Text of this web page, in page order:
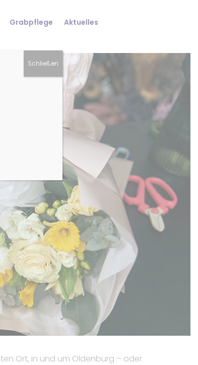
Grabpflege
Aktuelles
Ort, in und um Oldenburg – oder
Schließen